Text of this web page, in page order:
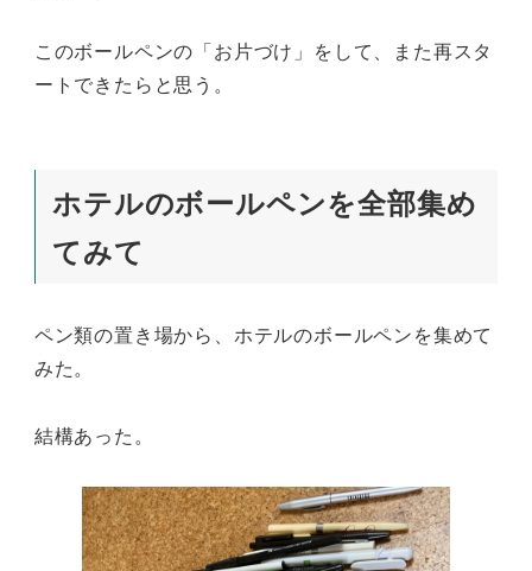
このボールペンの「お片づけ」をして、また再スタ
ートできたらと思う。
ホテルのボールペンを全部集め
てみて
ペン類の置き場から、ホテルのボールペンを集めて
みた。
結構あった。